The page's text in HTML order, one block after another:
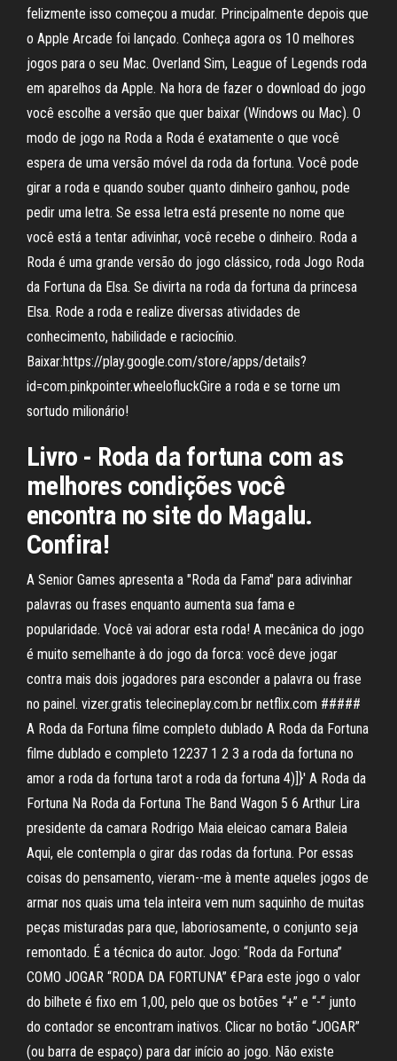
felizmente isso começou a mudar. Principalmente depois que
o Apple Arcade foi lançado. Conheça agora os 10 melhores
jogos para o seu Mac. Overland Sim, League of Legends roda
em aparelhos da Apple. Na hora de fazer o download do jogo
você escolhe a versão que quer baixar (Windows ou Mac). O
modo de jogo na Roda a Roda é exatamente o que você
espera de uma versão móvel da roda da fortuna. Você pode
girar a roda e quando souber quanto dinheiro ganhou, pode
pedir uma letra. Se essa letra está presente no nome que
você está a tentar adivinhar, você recebe o dinheiro. Roda a
Roda é uma grande versão do jogo clássico, roda Jogo Roda
da Fortuna da Elsa. Se divirta na roda da fortuna da princesa
Elsa. Rode a roda e realize diversas atividades de
conhecimento, habilidade e raciocínio.
Baixar:https://play.google.com/store/apps/details?
id=com.pinkpointer.wheelofluckGire a roda e se torne um
sortudo milionário!
Livro - Roda da fortuna com as
melhores condições você
encontra no site do Magalu.
Confira!
A Senior Games apresenta a "Roda da Fama" para adivinhar
palavras ou frases enquanto aumenta sua fama e
popularidade. Você vai adorar esta roda! A mecânica do jogo
é muito semelhante à do jogo da forca: você deve jogar
contra mais dois jogadores para esconder a palavra ou frase
no painel. vizer.gratis telecineplay.com.br netflix.com #####
A Roda da Fortuna filme completo dublado A Roda da Fortuna
filme dublado e completo 12237 1 2 3 a roda da fortuna no
amor a roda da fortuna tarot a roda da fortuna 4)]}' A Roda da
Fortuna Na Roda da Fortuna The Band Wagon 5 6 Arthur Lira
presidente da camara Rodrigo Maia eleicao camara Baleia
Aqui, ele contempla o girar das rodas da fortuna. Por essas
coisas do pensamento, vieram--me à mente aqueles jogos de
armar nos quais uma tela inteira vem num saquinho de muitas
peças misturadas para que, laboriosamente, o conjunto seja
remontado. É a técnica do autor. Jogo: “Roda da Fortuna”
COMO JOGAR “RODA DA FORTUNA” €Para este jogo o valor
do bilhete é fixo em 1,00, pelo que os botões “+” e “-“ junto
do contador se encontram inativos. Clicar no botão “JOGAR”
(ou barra de espaço) para dar início ao jogo. Não existe